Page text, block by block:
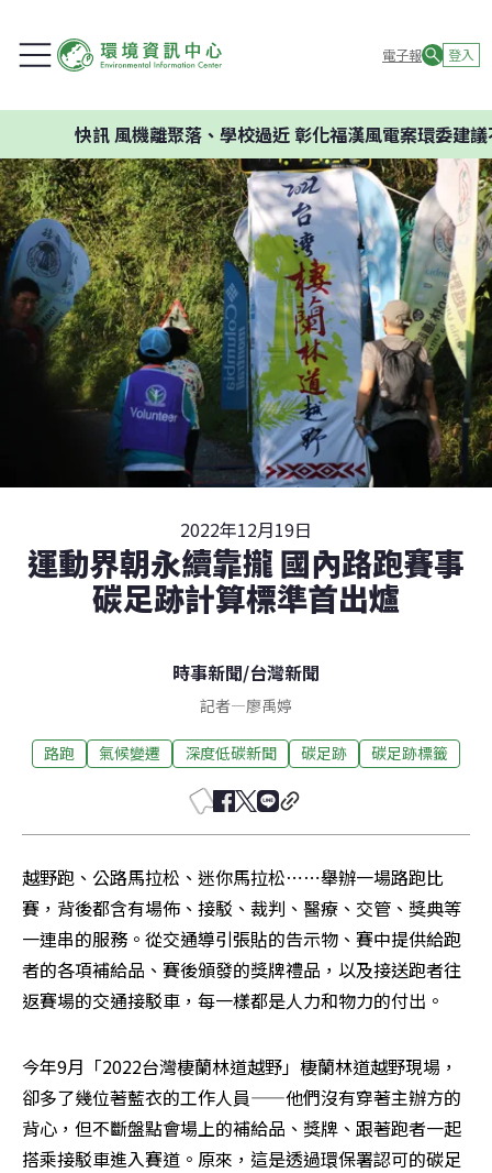
電子報 登入
風機離聚落、學校過近 彰化福漢風電案環委建議不應開發
2022年12月19日
運動界朝永續靠攏 國內路跑賽事
碳足跡計算標準首出爐
時事新聞/台灣新聞
記者—廖禹婷
路跑 氣候變遷 深度低碳新聞 碳足跡 碳足跡標籤
越野跑、公路馬拉松、迷你馬拉松⋯⋯舉辦一場路跑比
賽，背後都含有場佈、接駁、裁判、醫療、交管、獎典等
一連串的服務。從交通導引張貼的告示物、賽中提供給跑
者的各項補給品、賽後頒發的獎牌禮品，以及接送跑者往
返賽場的交通接駁車，每一樣都是人力和物力的付出。
今年9月「2022台灣棲蘭林道越野」棲蘭林道越野現場，
卻多了幾位著藍衣的工作人員——他們沒有穿著主辦方的
背心，但不斷盤點會場上的補給品、獎牌、跟著跑者一起
搭乘接駁車進入賽道。原來，這是透過環保署認可的碳足